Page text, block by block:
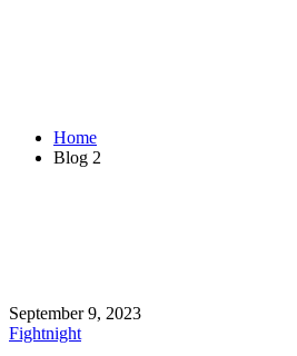
Home
Blog 2
September 9, 2023
Fightnight